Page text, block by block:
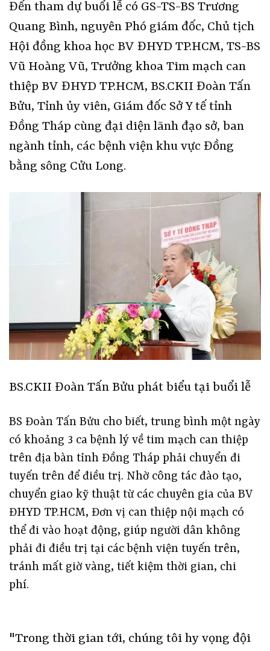
Đến tham dự buổi lễ có GS-TS-BS Trương
Quang Bình, nguyên Phó giám đốc, Chủ tịch
Hội đồng khoa học BV ĐHYD TP.HCM, TS-BS
Vũ Hoàng Vũ, Trưởng khoa Tim mạch can
thiệp BV ĐHYD TP.HCM, BS.CKII Đoàn Tấn
Bửu, Tỉnh ủy viên, Giám đốc Sở Y tế tỉnh
Đồng Tháp cùng đại diện lãnh đạo sở, ban
ngành tỉnh, các bệnh viện khu vực Đồng
bằng sông Cửu Long.
BS.CKII Đoàn Tấn Bửu phát biểu tại buổi lễ
BS Đoàn Tấn Bửu cho biết, trung bình một ngày
có khoảng 3 ca bệnh lý về tim mạch can thiệp
trên địa bàn tỉnh Đồng Tháp phải chuyển đi
tuyến trên để điều trị. Nhờ công tác đào tạo,
chuyển giao kỹ thuật từ các chuyên gia của BV
ĐHYD TP.HCM, Đơn vị can thiệp nội mạch có
thể đi vào hoạt động, giúp người dân không
phải đi điều trị tại các bệnh viện tuyến trên,
tránh mất giờ vàng, tiết kiệm thời gian, chi
phí.
"Trong thời gian tới, chúng tôi hy vọng đội